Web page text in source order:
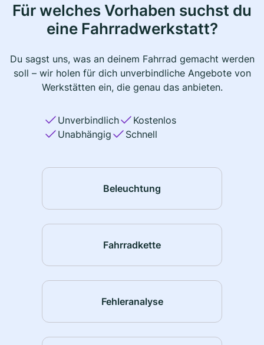
Für welches Vorhaben suchst du
eine Fahrradwerkstatt?
Du sagst uns, was an deinem Fahrrad gemacht werden
soll – wir holen für dich unverbindliche Angebote von
Werkstätten ein, die genau das anbieten.
Unverbindlich
Kostenlos
Unabhängig
Schnell
Beleuchtung
Fahrradkette
Fehleranalyse